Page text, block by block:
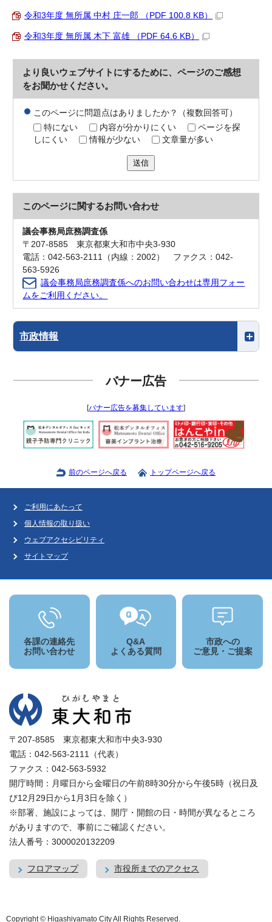
令和3年度 無所属 中村 庄一郎 （PDF 100.8 KB）
令和3年度 無所属 木下 富雄 （PDF 64.6 KB）
より良いウェブサイトにするために、ページのご感想
をお聞かせください。
このページに問題点はありましたか？（複数回答可）
特にない
内容が分かりにくい
ページを探
しにくい
情報が少ない 文章量が多い
送信
このページに関するお問い合わせ
議会事務局庶務調査係
〒207-8585 東京都東大和市中央3-930
電話：042-563-2111（内線：2002） ファクス：042-
563-5926
議会事務局庶務調査係へのお問い合わせは専用フォー
ムをご利用ください。
市政情報
バナー広告
[バナー広告を募集しています]
前のページへ戻る トップページへ戻る
ご利用にあたって
個人情報の取り扱い
ウェブアクセシビリティ
サイトマップ
各課の連絡先
お問い合わせ
Q&A
よくある質問
市政への
ご意見・ご提案
〒207-8585 東京都東大和市中央3-930
電話：042-563-2111（代表）
ファクス：042-563-5932
開庁時間：月曜日から金曜日の午前8時30分から午後5時（祝日及
び12月29日から1月3日を除く）
※部署、施設によっては、開庁・開館の日・時間が異なるところ
がありますので、事前にご確認ください。
法人番号：3000020132209
フロアマップ 市役所までのアクセス
Copyright © Higashiyamato City All Rights Reserved.